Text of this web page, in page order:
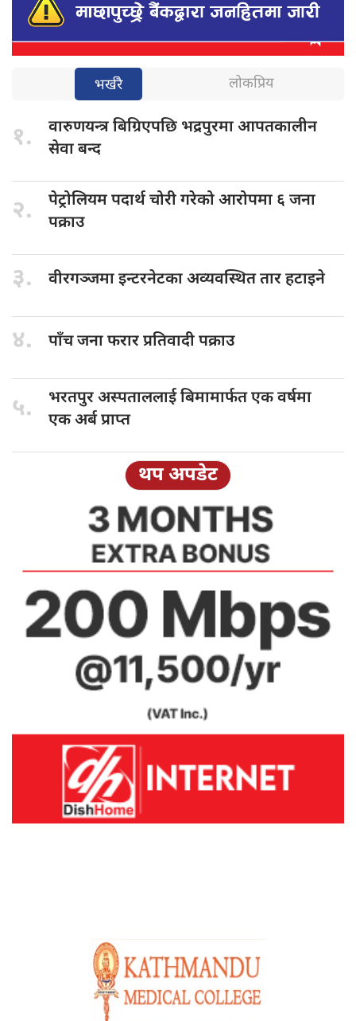
भर्खरै लोकप्रिय
१. वारुणयन्त्र बिग्रिएपछि भद्रपुरमा आपतकालीन
सेवा बन्द
२. पेट्रोलियम पदार्थचोरी गरेको आरोपमा ६ जना
पक्राउ
३. वीरगञ्जमा इन्टरनेटकाअव्यवस्थित तार हटाइने
४. पाँच जनाफरार प्रतिवादी पक्राउ
५. भरतपुर अस्पताललाईबिमामार्फत एक वर्षमा
एक अर्ब प्राप्त
थप अपडेट